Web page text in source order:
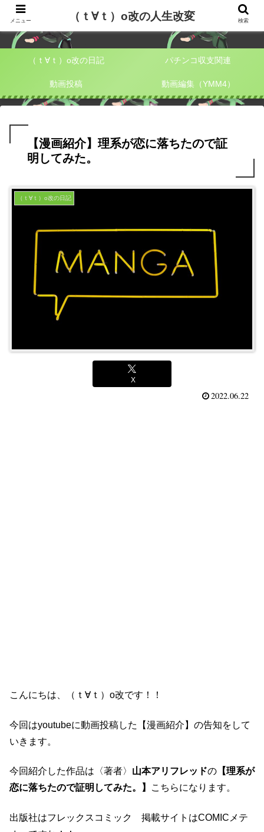
（ｔ∀ｔ）o改の人生改変
（ｔ∀ｔ）o改の日記 パチンコ収支関連
動画投稿 動画編集（YMM4）
【漫画紹介】理系が恋に落ちたので証
明してみた。
（ｔ∀ｔ）o改の日記
X
2022.06.22
こんにちは、（ｔ∀ｔ）o改です！！
今回はyoutubeに動画投稿した【漫画紹介】の告知をして
いきます。
今回紹介した作品は〈著者〉 山本アリフレッドの 【理系が
恋に落ちたので証明してみた。】
こちらになります。
出版社はフレックスコミック 掲載サイトはCOMICメテ
メニュー （ｔ∀ｔ）o改の人生改変 検索